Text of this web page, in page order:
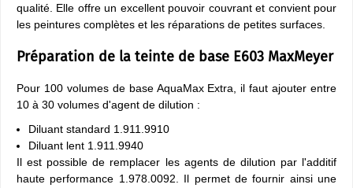
qualité. Elle offre un excellent pouvoir couvrant et convient pour
les peintures complètes et les réparations de petites surfaces.
Préparation de la teinte de base E603 MaxMeyer
Pour 100 volumes de base AquaMax Extra, il faut ajouter entre
10 à 30 volumes d'agent de dilution :
Diluant standard 1.911.9910
Diluant lent 1.911.9940
Il est possible de remplacer les agents de dilution par l'additif
haute performance 1.978.0092. Il permet de fournir ainsi une